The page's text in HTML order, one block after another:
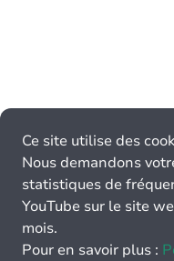
Ce site utilise des
Nous demandons
statistiques de
YouTube sur le site
mois.
Pour en savoir plus :